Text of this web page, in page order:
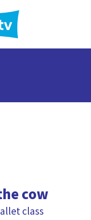
cow
class